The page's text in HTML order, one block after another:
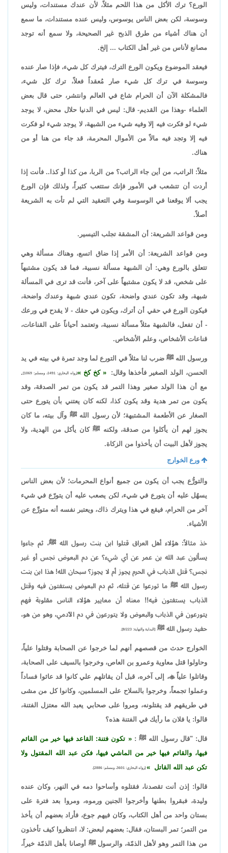
الورع؟ ترك الأكل من هذا اللحم مثلاً، لأن عندك مستندات، وليس
وسوسة، لكن بعض الناس يوسوس، وليس عنده مستندات، ما سمع
أن هناك أشياء من طرق الذبح غير الصحيحة، ولا سمع أنه توجد
مصانع لأناس من غير أهل الكتاب ... إلخ.
فيعقد الموضوع ويكون الورع الترك، فيترك كل شيء، فإذا صار عنده
وسوسة في ترك كل شيء صار مُعقداً فعلاً، ترك كل شيء،
فالمشكلة الآن أن الحرام شاع في العالم وانتشر، حتى قال بعض
العلماء -وهذا من القديم- قال: ليس في الدنيا حلال محض، لا يوجد
شيء لو فكرت فيه إلا وفيه شيء من الشبهة، لا يوجد شيء لو فكرت
فيه إلا وتجد فيه مالاً من الأموال المحرمة، قد جاء من هنا أو من
هناك.
مثلاً: الراتب، من أين جاء الراتب؟ من الربا، من كذا أو كذا.. فأنت إذا
أردت أن تتشعب في الأمور فإنك ستتعب كثيراً، ولذلك فإن الورع
يجب ألا يوقعنا في الوسوسة وفي التعقيد التي لم تأت به الشريعة
أصلاً.
ومن قواعد الشريعة: أن المشقة تجلب التيسير.
ومن قواعد الشريعة: أن الأمر إذا ضاق اتسع، وهناك مسألة وهي
تتعلق بالورع وهي: أن الشبهة مسألة نسبية، فما قد يكون مشتبهاً
على شخص، قد لا يكون مشتبهاً على آخر، فأنت قد ترى في المسألة
شبهة، وقد تكون عندي واضحة، تكون عندي شبهة وعندك واضحة،
فيكون الورع في حقي أن أترك، ويكون في حقك - لا يقدح في ورعك
- أن تفعل، فالشبهة مثلاً مسألة نسبية، وتعتمد أحياناً على القناعات،
قناعات الأشخاص، وعلم الأشخاص.
ورسول الله ﷺ ضرب لنا مثلاً في التورع لما وجد تمرة في بيته في يد
الحسن، الولد الصغير فأخذها وقال:
كخ كخ [رواه البخاري: 1491، ومسلم: 1069]
.
مع أن هذا الولد صغير وهذا التمر قد يكون من تمر الصدقة، وقد
يكون من تمر هدية وقد يكون كذا، لكنه كان يعتني بأن يتورع حتى
الصغار عن الأطعمة المشتبهة؛ لأن رسول الله ﷺ وآل بيته، ما كان
يجوز لهم أن يأكلوا من صدقة، ولكنه ﷺ كان يأكل من الهدية، ولا
يجوز لأهل البيت أن يأخذوا من الزكاة.
ورع الخوارج
والتورُّع يجب أن يكون من جميع أنواع المحرمات؛ لأن بعض الناس
يسهُل عليه أن يتورع في شيء، لكن يصعب عليه أن يتورّع في شيء
آخر من الحرام، فيقع في هذا ويترك ذاك، ويعتبر نفسه أنه متورِّع عن
الأشياء.
خذ مثالاً: هؤلاء أهل العراق قتلوا ابن بنت رسول الله ﷺ، ثم جاءوا
يسألون عبد الله بن عمر عن أي شيء؟ عن دم البعوض نجس أو غير
نجس؟ قتل الذباب في الحرم يجوز أم لا يجوز؟ سبحان الله! هذا ابن بنت
رسول الله ﷺ ما تورعوا عن قتله، ثم دم البعوض يستفتون فيه وقتل
الذباب يستفتون فيه!! معناه أن معايير هؤلاء الناس مقلوبة فهم
يتورعون في الذباب والبعوض ولا يتورعون في دم الآدمي، وهو من هو،
حفيد رسول الله ﷺ [البداية والنهاية: 8/223].
الخوارج حدث من قصصهم أنهم لما خرجوا عن الصحابة وقتلوا علياً،
وحاولوا قتل معاوية وعمرو بن العاص، وخرجوا بالسيف على الصحابة،
وقاتلوا علياً، إلى آخره، قبل أن يقاتلهم علي كانوا قد عاثوا فساداً
وعملوا تجمعاً، وخرجوا بالسلاح على المسلمين، وكانوا كل من مشى
في طريقهم قد يقتلونه، ومروا على صحابي يعبد الله معتزل الفتنة،
قالوا: يا فلان ما رأيك في الفتنة هذه؟
قال: "قال رسول الله ﷺ :
تكون فتنة: القاعد فيها خير من القائم
فيها، والقائم فيها خير من الماشي فيها، فكن عبد الله المقتول ولا
تكن عبد الله القاتل
[رواه البخاري: 3601، ومسلم: 2886].
قالوا: إذن أنت تقصدنا، فقتلوه وأساحوا دمه في النهر، وكان عنده
وليدة، فبقروا بطنها وأخرجوا الجنين ورموه، ومروا بعد فترة على
بستان واحد من أهل الكتاب، وكان فيهم جوع، فأراد بعضهم أن يأخذ
من التمر؛ تمر البستان، فقال: بعضهم لبعض: لا، انتظروا كيف تأخذون
من هذا التمر وهو لأهل الذمّة، والرسول ﷺ أوصانا بأهل الذمّة خيراً،